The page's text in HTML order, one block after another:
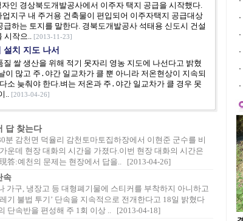
인 경상북도개발공사에서 이주자 택지 공급을 시작했다.
지구 내 주거용 건축물이 편입되어 이주자택지 공급대상
하는 토지를 말한다. 경북도개발공사 석태용 신도시 건설
시작으.. [2013-11-23]
치 지도 나서
쌀 생산을 위해 적기 못자리 영농 지도에 나선다고 밝혔
이 많고 주․야간 일교차가 클 뿐 아니라 저온현상이 지속되
소 늦춰야 한다.벼는 저온과 주․야간 일교차가 클 경우 못
.. [2013-04-26]
답 찾는다
분 감천면 덕율리 감천토마토집하장에서 이현준 군수를 비
운데 현장 대화의 시간을 가졌다.이번 현장 대화의 시간은
答:예천의 문제는 현장에서 답을.. [2013-04-26]
속
가구, 냉장고 등 대형폐기물에 스티커를 부착하지 아니하고
기 불법 투기’ 단속을 지속적으로 전개한다고 18일 밝혔다
단속반을 편성해 주 1회 이상 .. [2013-04-18]